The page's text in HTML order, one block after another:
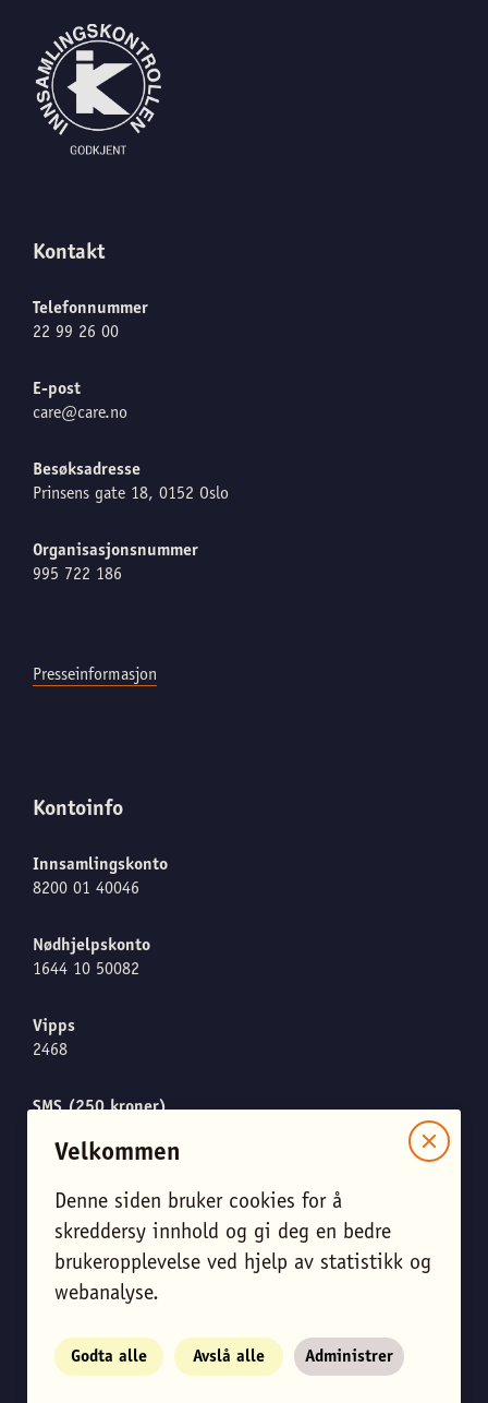
Velkommen
Denne siden bruker cookies for å
skreddersy innhold og gi deg en bedre
brukeropplevelse ved hjelp av statistikk og
webanalyse.
Godta alle Avslå alle Administrer
Kontakt
Telefonnummer
22 99 26 00
E-post
care@care.no
Besøksadresse
Prinsens gate 18, 0152 Oslo
Organisasjonsnummer
995 722 186
Presseinformasjon
Kontoinfo
Innsamlingskonto
8200 01 40046
Nødhjelpskonto
1644 10 50082
Vipps
2468
SMS (250 kroner)
Meld meg på nyhetsbrevet
Endre personverninnstillinger
View English site